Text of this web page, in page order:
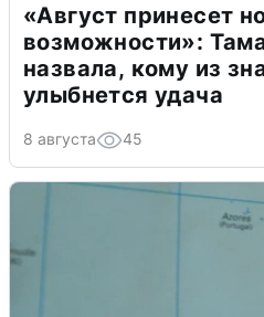
«Август принесет
возможности»:
назвала, кому из
улыбнется удача
8 августа 45